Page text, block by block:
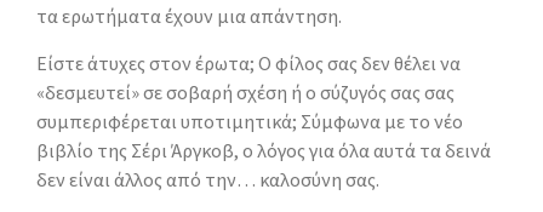
τα ερωτήματα έχουν μια απάντηση.
Είστε άτυχες στον έρωτα; Ο φίλος σας δεν θέλει να
«δεσμευτεί» σε σοβαρή σχέση ή ο σύζυγός σας σας
συμπεριφέρεται υποτιμητικά; Σύμφωνα με το νέο
βιβλίο της Σέρι Άργκοβ, ο λόγος για όλα αυτά τα δεινά
δεν είναι άλλος από την… καλοσύνη σας.